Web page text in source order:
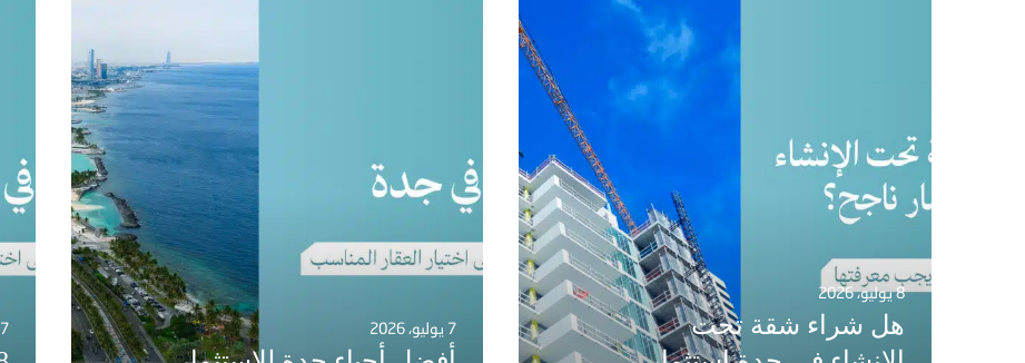
8 يوليو، 2026
هل شراء شقة تحت
7 يوليو، 2026 7 يوليو، 2026